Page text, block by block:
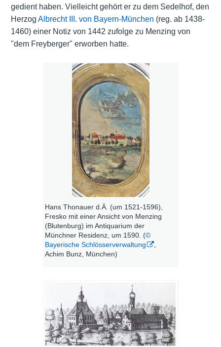
gedient haben. Vielleicht gehört er zu dem Sedelhof, den
Herzog Albrecht III. von Bayern-München (reg. ab 1438-
1460) einer Notiz von 1442 zufolge zu Menzing von
"dem Freyberger" erworben hatte.
Hans Thonauer d.Ä. (um 1521-1596),
Fresko mit einer Ansicht von Menzing
(Blutenburg) im Antiquarium der
Münchner Residenz, um 1590. (©
Bayerische Schlösserverwaltung
,
Achim Bunz, München)